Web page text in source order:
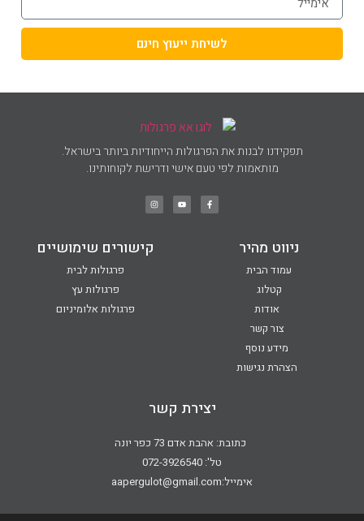
לשיחת ייעוץ חינם
תפקידנו לבנות את הפרגולות הייחודיות ביותר בישראל.
מותאמות לפי טעם אישי ודרישת לקוחותינו.
ניווט מהיר
עמוד הבית
קטלוג
אודות
צור קשר
מידע נוסף
הצהרת נגישות
קישורים שימושיים
פרגולות לבית
פרגולות עץ
פרגולות אלומיניום
יצירת קשר
כתובת: אהבת אדם 73 כפר יונה
טל': 072-3926540
אימייל:aapergulot@gmail.com